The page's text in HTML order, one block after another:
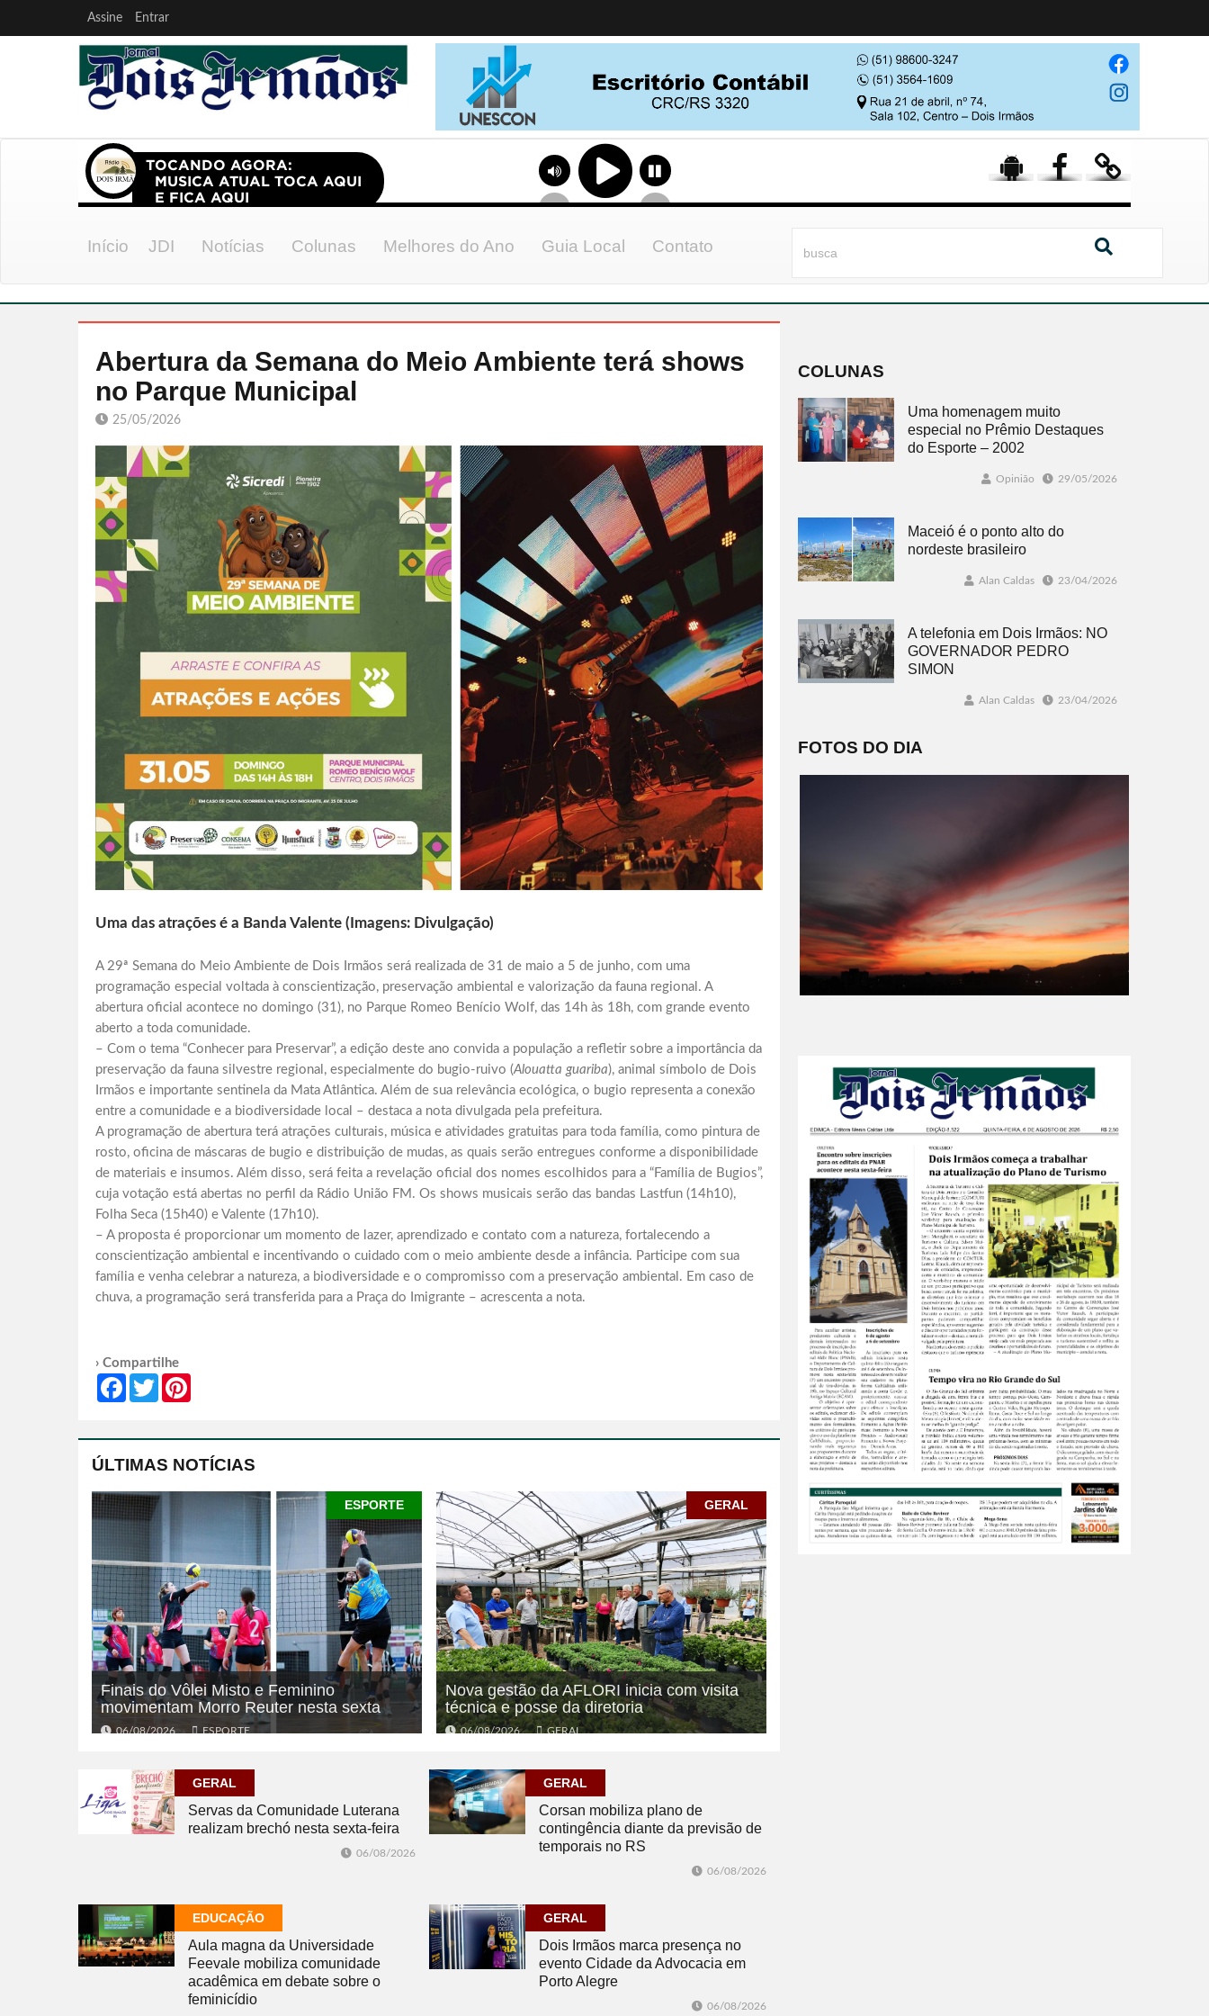
Assine Entrar
Início JDI Notícias Colunas Melhores do Ano Guia Local Contato
Abertura da Semana do Meio Ambiente terá shows
no Parque Municipal
25/05/2026
Uma das atrações é a Banda Valente (Imagens: Divulgação)
A 29ª Semana do Meio Ambiente de Dois Irmãos será realizada de 31 de maio a 5 de junho, com uma
programação especial voltada à conscientização, preservação ambiental e valorização da fauna regional. A
abertura oficial acontece no domingo (31), no Parque Romeo Benício Wolf, das 14h às 18h, com grande evento
aberto a toda comunidade.
– Com o tema “Conhecer para Preservar”, a edição deste ano convida a população a refletir sobre a importância da
preservação da fauna silvestre regional, especialmente do bugio-ruivo (Alouatta guariba), animal símbolo de Dois
Irmãos e importante sentinela da Mata Atlântica. Além de sua relevância ecológica, o bugio representa a conexão
entre a comunidade e a biodiversidade local – destaca a nota divulgada pela prefeitura.
A programação de abertura terá atrações culturais, música e atividades gratuitas para toda família, como pintura de
rosto, oficina de máscaras de bugio e distribuição de mudas, as quais serão entregues conforme a disponibilidade
de materiais e insumos. Além disso, será feita a revelação oficial dos nomes escolhidos para a “Família de Bugios”,
cuja votação está abertas no perfil da Rádio União FM. Os shows musicais serão das bandas Lastfun (14h10),
Folha Seca (15h40) e Valente (17h10).
– A proposta é proporcionar um momento de lazer, aprendizado e contato com a natureza, fortalecendo a
conscientização ambiental e incentivando o cuidado com o meio ambiente desde a infância. Participe com sua
família e venha celebrar a natureza, a biodiversidade e o compromisso com a preservação ambiental. Em caso de
chuva, a programação será transferida para a Praça do Imigrante – acrescenta a nota.
› Compartilhe
FacebookTwitter
ÚLTIMAS NOTÍCIAS
ESPORTE
Finais do Vôlei Misto e Feminino
movimentam Morro Reuter nesta sexta
06/08/2026 ESPORTE
GERAL
Nova gestão da AFLORI inicia com visita
técnica e posse da diretoria
06/08/2026 GERAL
GERAL
Servas da Comunidade Luterana
realizam brechó nesta sexta-feira
06/08/2026
GERAL
Corsan mobiliza plano de
contingência diante da previsão de
temporais no RS
06/08/2026
EDUCAÇÃO
Aula magna da Universidade
Feevale mobiliza comunidade
acadêmica em debate sobre o
feminicídio
GERAL
Dois Irmãos marca presença no
evento Cidade da Advocacia em
Porto Alegre
06/08/2026
COLUNAS
Uma homenagem muito
especial no Prêmio Destaques
do Esporte – 2002
Opinião 29/05/2026
Maceió é o ponto alto do
nordeste brasileiro
Alan Caldas 23/04/2026
A telefonia em Dois Irmãos: NO
GOVERNADOR PEDRO
SIMON
Alan Caldas 23/04/2026
FOTOS DO DIA